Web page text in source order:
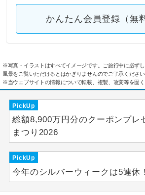
かんたん会員登録（無
※写真・イラストはすべてイメージです。ご旅行中に必ず
風景をご覧いただけるとはかぎりませんのでご了承ください
※当ウェブサイトの情報について転載、複製、改変等を固く
PickUp
総額8,900万円分のクーポンプレ
まつり2026
PickUp
今年のシルバーウィークは5連休！